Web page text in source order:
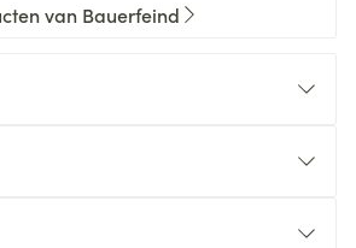
van Bauerfeind